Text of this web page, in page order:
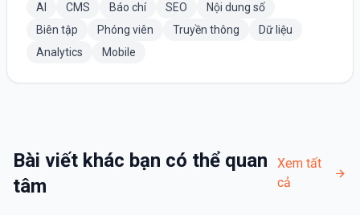
AI CMS Báo chí SEO
Nội dung số
Biên tập
Phóng viên Truyền thông
Dữ liệu
Analytics
Mobile
Bài viết khác bạn có thể quan
tâm
Xem tất
cả